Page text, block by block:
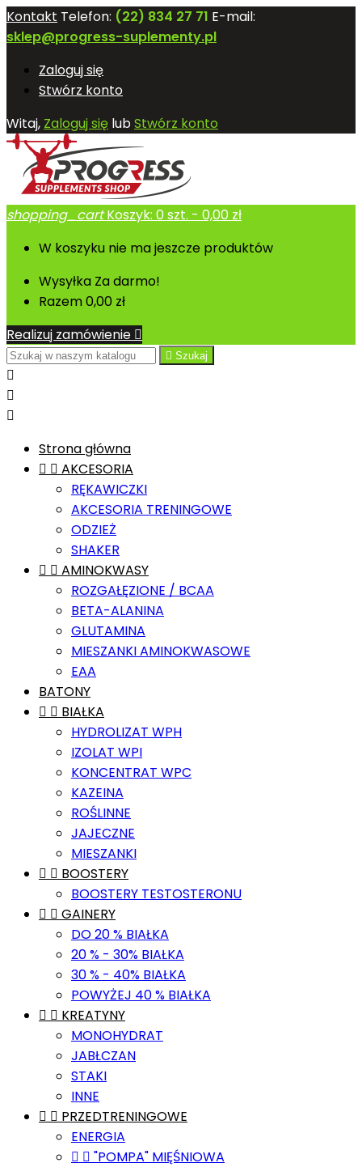
Kontakt Telefon: (22) 834 27 71 E-mail:
sklep@progress-suplementy.pl
Zaloguj się
Stwórz konto
Witaj, Zaloguj się lubStwórz konto
shopping_cart Koszyk: 0szt. - 0,00 zł
W koszyku nie ma jeszcze produktów
Wysyłka Za darmo!
Razem0,00 zł
Realizuj zamówienie 
 Szukaj



Strona główna
  AKCESORIA
RĘKAWICZKI
AKCESORIA TRENINGOWE
ODZIEŻ
SHAKER
  AMINOKWASY
ROZGAŁĘZIONE / BCAA
BETA-ALANINA
GLUTAMINA
MIESZANKI AMINOKWASOWE
EAA
BATONY
  BIAŁKA
HYDROLIZAT WPH
IZOLAT WPI
KONCENTRAT WPC
KAZEINA
ROŚLINNE
JAJECZNE
MIESZANKI
  BOOSTERY
BOOSTERY TESTOSTERONU
  GAINERY
DO 20 % BIAŁKA
20 % - 30% BIAŁKA
30 % - 40% BIAŁKA
POWYŻEJ 40 % BIAŁKA
  KREATYNY
MONOHYDRAT
JABŁCZAN
STAKI
INNE
  PRZEDTRENINGOWE
ENERGIA
  "POMPA" MIĘŚNIOWA